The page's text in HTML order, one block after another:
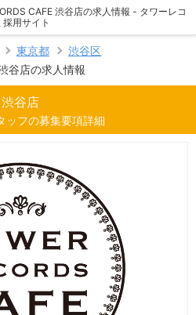
CAFE 渋谷店の求人情報 - タワーレコ
用サイト
東京都
渋谷区
谷店の求人情報
谷店
ッフの募集要項詳細